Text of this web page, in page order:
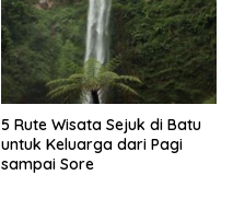
5 Rute Wisata Sejuk di Batu
untuk Keluarga dari Pagi
sampai Sore